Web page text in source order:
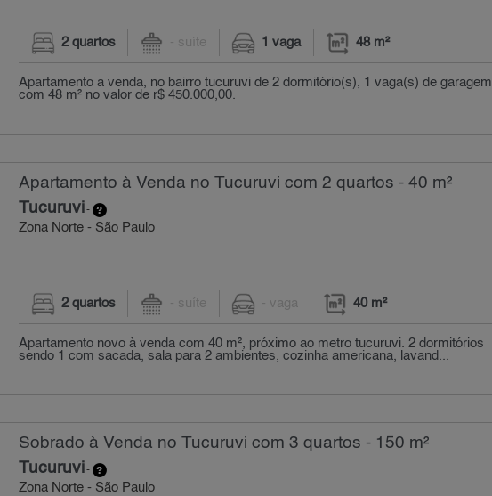
2 quartos - suíte 1 vaga 48 m²
Apartamento a venda, no bairro tucuruvi de 2 dormitório(s), 1 vaga(s) de garagem
com 48 m² no valor de r$ 450.000,00.
Apartamento à Venda no Tucuruvi com 2 quartos - 40 m²
Tucuruvi-
Zona Norte - São Paulo
2 quartos - suíte - vaga 40 m²
Apartamento novo à venda com 40 m², próximo ao metro tucuruvi. 2 dormitórios
sendo 1 com sacada, sala para 2 ambientes, cozinha americana, lavand...
Sobrado à Venda no Tucuruvi com 3 quartos - 150 m²
Tucuruvi -
Zona Norte - São Paulo